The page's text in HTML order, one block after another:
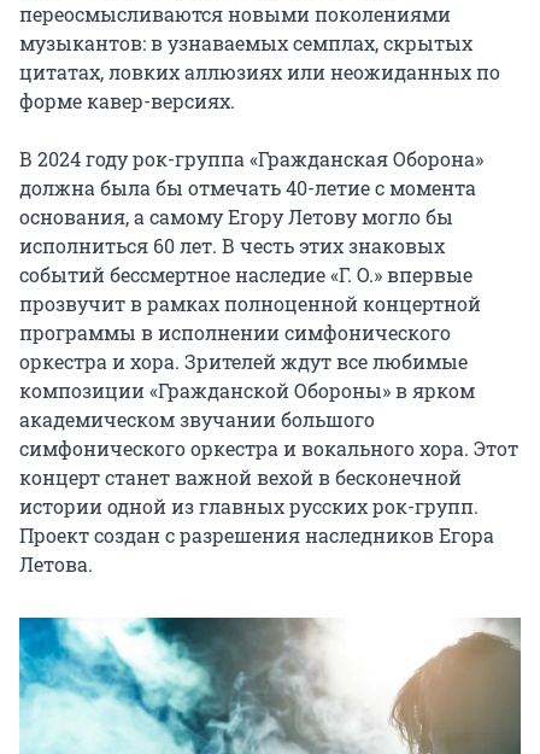
переосмысливаются новыми поколениями
музыкантов: в узнаваемых семплах, скрытых
цитатах, ловких аллюзиях или неожиданных по
форме кавер-версиях.
В 2024 году рок-группа «Гражданская Оборона»
должна была бы отмечать 40-летие с момента
основания, а самому Егору Летову могло бы
исполниться 60 лет. В честь этих знаковых
событий бессмертное наследие «Г. О.» впервые
прозвучит в рамках полноценной концертной
программы в исполнении симфонического
оркестра и хора. Зрителей ждут все любимые
композиции «Гражданской Обороны» в ярком
академическом звучании большого
симфонического оркестра и вокального хора. Этот
концерт станет важной вехой в бесконечной
истории одной из главных русских рок-групп.
Проект создан с разрешения наследников Егора
Летова.